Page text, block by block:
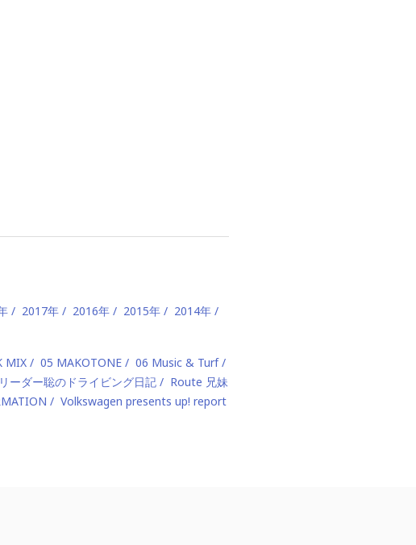
2017年 2016年 2015年
2014年
MIX 05 MAKOTONE
06 Music & Turf
リーダー聡のドライビング日記
Route 兄妹
Volkswagen presents up! report